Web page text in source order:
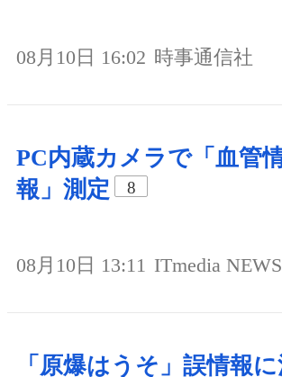
08月10日 16:02 時事通信社
PC内蔵カメラで「血管
報」測定
8
08月10日 13:11 ITmedia NEWS
「原爆はうそ」誤情報